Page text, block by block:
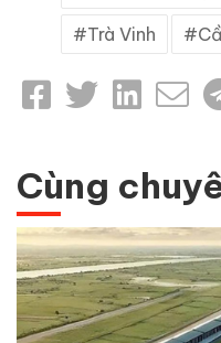
Trà Vinh
Cùng